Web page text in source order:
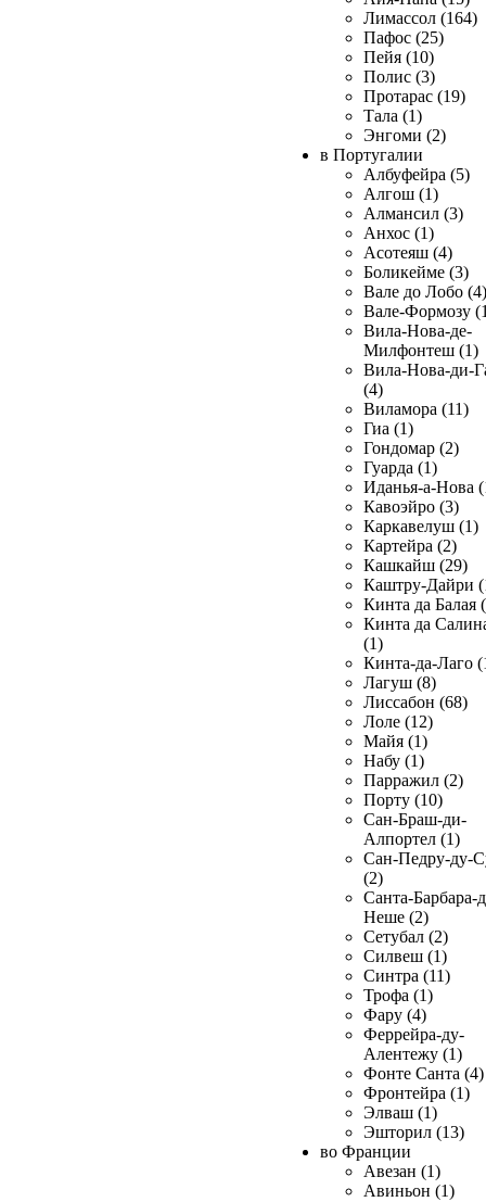
Лимассол (164)
Пафос (25)
Пейя (10)
Полис (3)
Протарас (19)
Тала (1)
Энгоми (2)
в Португалии
Албуфейра (5)
Алгош (1)
Алмансил (3)
Анхос (1)
Асотеяш (4)
Боликейме (3)
Вале до Лобо (4)
Вале-Формозу
Вила-Нова-де-
Милфонтеш (1)
Вила-Нова-ди-
(4)
Виламора (11)
Гиа (1)
Гондомар (2)
Гуарда (1)
Иданья-а-Нова
Кавоэйро (3)
Каркавелуш (1)
Картейра (2)
Кашкайш (29)
Каштру-Дайри
Кинта да Балая
Кинта да
(1)
Кинта-да-Лаго
Лагуш (8)
Лиссабон (68)
Лоле (12)
Майя (1)
Набу (1)
Парражил (2)
Порту (10)
Сан-Браш-ди-
Алпортел (1)
Сан-Педру-ду-
(2)
Санта-Барбара-
Неше (2)
Сетубал (2)
Силвеш (1)
Синтра (11)
Трофа (1)
Фару (4)
Феррейра-ду-
Алентежу (1)
Фонте Санта (4)
Фронтейра (1)
Элваш (1)
Эшторил (13)
во Франции
Авезан (1)
Авиньон (1)